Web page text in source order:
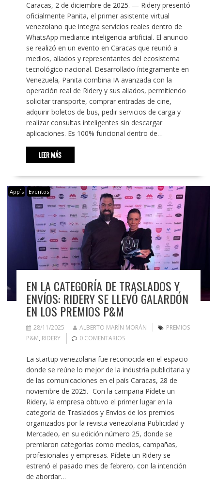
Caracas, 2 de diciembre de 2025. — Ridery presentó
oficialmente Panita, el primer asistente virtual
venezolano que integra servicios reales dentro de
WhatsApp mediante inteligencia artificial. El anuncio
se realizó en un evento en Caracas que reunió a
medios, aliados y representantes del ecosistema
tecnológico nacional. Desarrollado íntegramente en
Venezuela, Panita combina IA avanzada con la
operación real de Ridery y sus aliados, permitiendo
solicitar transporte, comprar entradas de cine,
adquirir boletos de bus, pedir servicios de carga y
realizar consultas inteligentes sin descargar
aplicaciones. Es 100% funcional dentro de…
LEER MÁS
App´s Eventos
EN LA CATEGORÍA DE TRASLADOS Y
ENVÍOS: RIDERY SE LLEVÓ GALARDÓN
EN LOS PREMIOS P&M
28/11/2025 ALBERTO MARÍN MORÁN
PREMIOS
P&M, RIDERY 0 COMENTARIOS
La startup venezolana fue reconocida en el espacio
donde se reúne lo mejor de la industria publicitaria y
de las comunicaciones en el país Caracas, 28 de
noviembre de 2025.- Con la campaña Pídete un
Ridery, la empresa obtuvo el primer lugar en la
categoría de Traslados y Envíos de los premios
organizados por la revista venezolana Publicidad y
Mercadeo, en su edición número 25, donde se
premiaron categorías como medios, campañas,
profesionales y empresas. Pídete un Ridery se
estrenó el pasado mes de febrero, con la intención
de abordar…